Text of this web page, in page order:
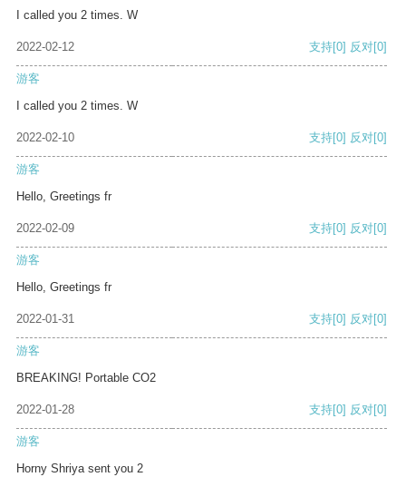
I called you 2 times. W
2022-02-12 支持[0] 反对[0]
游客
I called you 2 times. W
2022-02-10 支持[0] 反对[0]
游客
Hello, Greetings fr
2022-02-09 支持[0] 反对[0]
游客
Hello, Greetings fr
2022-01-31 支持[0] 反对[0]
游客
BREAKING! Portable CO2
2022-01-28 支持[0] 反对[0]
游客
Horny Shriya sent you 2